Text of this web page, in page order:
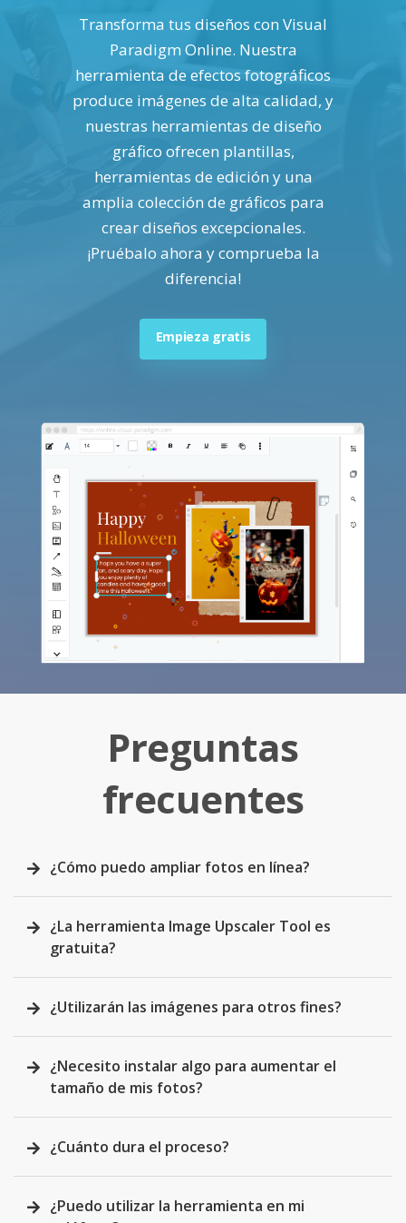
Transforma tus diseños con Visual
Paradigm Online. Nuestra
herramienta de efectos fotográficos
produce imágenes de alta calidad, y
nuestras herramientas de diseño
gráfico ofrecen plantillas,
herramientas de edición y una
amplia colección de gráficos para
crear diseños excepcionales.
¡Pruébalo ahora y comprueba la
diferencia!
Empieza gratis
Preguntas
frecuentes
¿Cómo puedo ampliar fotos en línea?
¿La herramienta Image Upscaler Tool es
gratuita?
¿Utilizarán las imágenes para otros fines?
¿Necesito instalar algo para aumentar el
tamaño de mis fotos?
¿Cuánto dura el proceso?
¿Puedo utilizar la herramienta en mi